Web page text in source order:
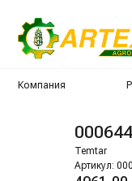
Temtar
Артикул: